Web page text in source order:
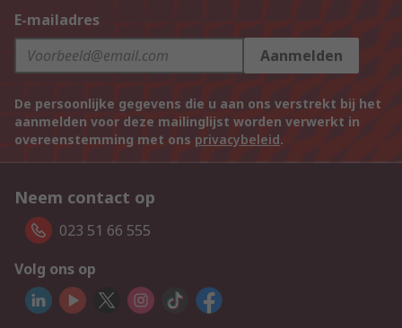
E-mailadres
Aanmelden
De persoonlijke gegevens die u aan ons verstrekt bij het
aanmelden voor deze mailinglijst worden verwerkt in
overeenstemming met ons privacybeleid.
Neem contact op
023 51 66 555
Volg ons op